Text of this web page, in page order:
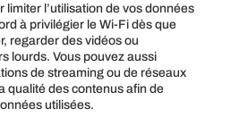
limiter l’utilisation de vos données
à privilégier le Wi-Fi dès que
regarder des vidéos ou
lourds. Vous pouvez aussi
de streaming ou de réseaux
qualité des contenus afin de
utilisées.